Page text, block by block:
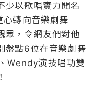
少以歌唱實力聞名
心轉向音樂劇舞
眾，令網友們對他
盤點6位在音樂劇舞
Wendy演技唱功雙